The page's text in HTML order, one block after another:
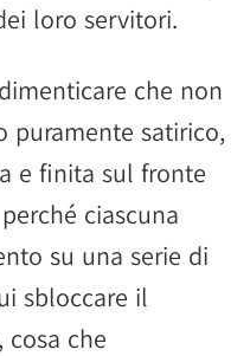
loro servitori.
che non
puramente satirico,
e finita sul fronte
ciascuna
su una serie di
sbloccare il
che